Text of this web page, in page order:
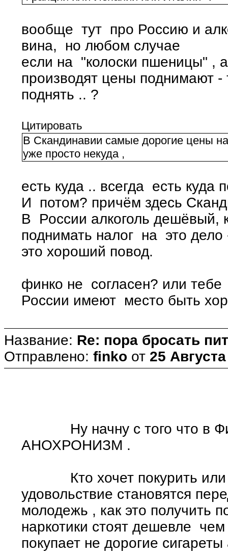
вообще тут про Россию и
вина, но любом случае
если на "колоски пшеницы"
производят цены поднимают
поднять .. ?
Цитировать
В Скандинавии самые дорогие цены
уже просто некуда ,
есть куда .. всегда есть куда
И потом? причём здесь
В России алкоголь дешёвый,
поднимать налог на это
это хороший повод.
финко не согласен? или
России имеют место быть
Название: Re: пора бросать
Отправлено: finko от 25
Ну начну с того что в
АНОХРОНИЗМ .
Кто хочет покурить или
удовольствие становятся
молодежь , как это получить
наркотики стоят дешевле
покупает не дорогие сигареты